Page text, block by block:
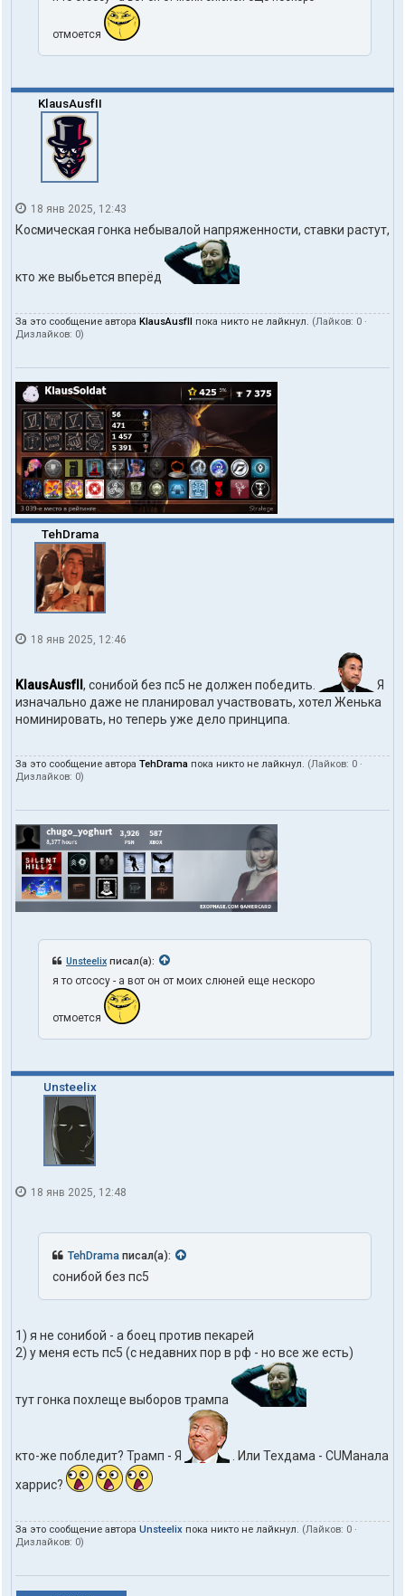
отмоется
KlausAusfII
18 янв 2025, 12:43
Космическая гонка небывалой напряженности, ставки растут,
кто же выбьется вперёд
За это сообщение автора KlausAusfII пока никто не лайкнул. (Лайков: 0 ·
Дизлайков: 0)
TehDrama
18 янв 2025, 12:46
KlausAusfII , сонибой без пс5 не должен победить.
Я
изначально даже не планировал участвовать, хотел Женька
номинировать, но теперь уже дело принципа.
За это сообщение автора TehDrama пока никто не лайкнул. (Лайков: 0 ·
Дизлайков: 0)
Unsteelix писал(а):
я то отсосу - а вот он от моих слюней еще нескоро
отмоется
Unsteelix
18 янв 2025, 12:48
TehDrama писал(а):
сонибой без пс5
1) я не сонибой - а боец против пекарей
2) у меня есть пс5 (с недавних пор в рф - но все же есть)
тут гонка похлеще выборов трампа
кто-же побледит? Трамп - Я
. Или Техдама - CUMанала
харрис?
За это сообщение автора Unsteelix пока никто не лайкнул. (Лайков: 0 ·
Дизлайков: 0)